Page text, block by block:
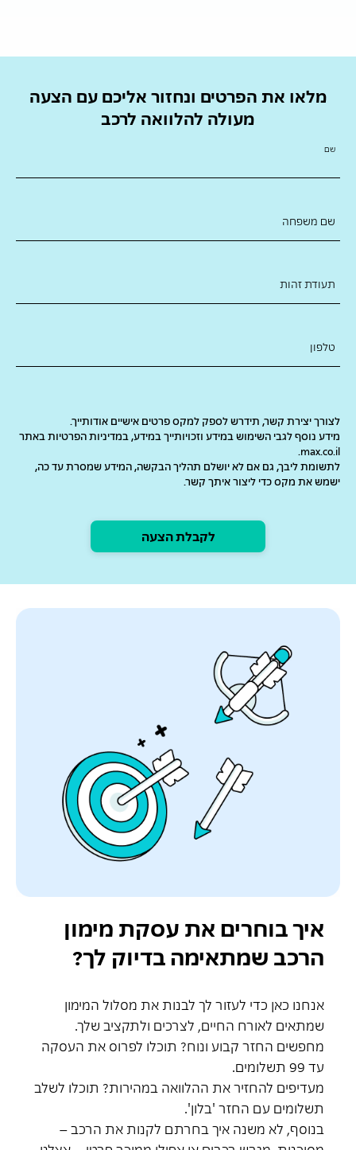
מלאו את הפרטים ונחזור אליכם עם הצעה
מעולה להלוואה לרכב
שם
שם משפחה
תעודת זהות
טלפון
לצורך יצירת קשר, תידרש לספק למקס פרטים אישיים אודותייך.
מידע נוסף לגבי השימוש במידע וזכויותייך במידע, במדיניות הפרטיות באתר
max.co.il.
לתשומת ליבך, גם אם לא יושלם תהליך הבקשה, המידע שמסרת עד כה,
ישמש את מקס כדי ליצור איתך קשר.
לקבלת הצעה
איך בוחרים את עסקת מימון
הרכב שמתאימה בדיוק לך?
אנחנו כאן כדי לעזור לך לבנות את מסלול המימון
שמתאים לאורח החיים, לצרכים ולתקציב שלך.
מחפשים החזר קבוע ונוח? תוכלו לפרוס את העסקה
עד 99 תשלומים.
מעדיפים להחזיר את ההלוואה במהירות? תוכלו לשלב
תשלומים עם החזר 'בלון'.
בנוסף, לא משנה איך בחרתם לקנות את הרכב –